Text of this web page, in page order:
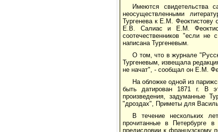
Имеются свидетельства
неосуществленными
Тургенева к Е.М. Феоктистову
Е.В. Салиас и Е.М.
соотечественников "если не
написана Тургеневым.
О том, что в журнале
Тургеневым, извещала
не начат", - сообщал он Е.М.
На обложке одной из
быть датирован 1871 г. В
произведения, задуманные
"дроздах", Приметы для
В течение нескольких
прочитанные в Петербурге
предисловии к французскому